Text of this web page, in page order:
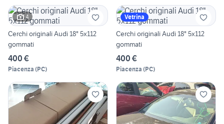
4
Cerchi originali Audi 18" 5x112
gommati
400 €
Piacenza (PC)
Vetrina
Cerchi originali Audi 18" 5x112
gommati
400 €
Piacenza (PC)